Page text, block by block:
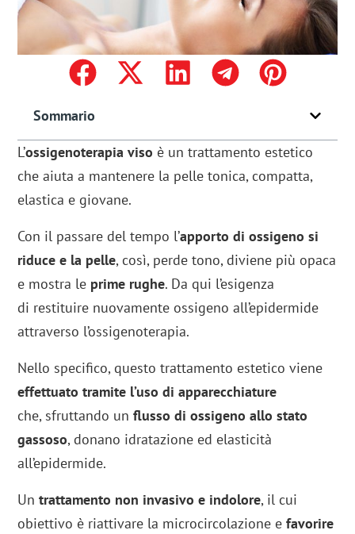
Sommario
L’ossigenoterapia viso è un trattamento estetico
che aiuta a mantenere la pelle tonica, compatta,
elastica e giovane.
Con il passare del tempo l’apporto di ossigeno si
riduce e la pelle, così, perde tono, diviene più opaca
e mostra le prime rughe. Da qui l’esigenza
di restituire nuovamente ossigeno all’epidermide
attraverso l’ossigenoterapia.
Nello specifico, questo trattamento estetico viene
effettuato tramite l’uso di apparecchiature
che, sfruttando unflusso di ossigeno allo stato
gassoso, donano idratazione ed elasticità
all’epidermide.
Untrattamento non invasivo e indolore, il cui
obiettivo è riattivare la microcircolazione efavorire